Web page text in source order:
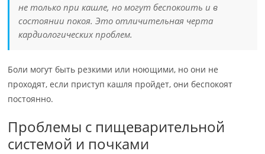
не только при кашле, но могут беспокоить и в
состоянии покоя. Это отличительная черта
кардиологических проблем.
Боли могут быть резкими или ноющими, но они не
проходят, если приступ кашля пройдет, они беспокоят
постоянно.
Проблемы с пищеварительной
системой и почками